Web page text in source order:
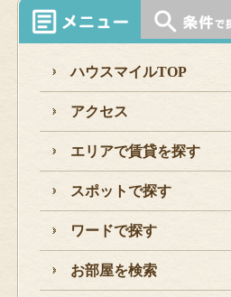
ハウスマイルTOP
アクセス
エリアで賃貸を探す
スポットで探す
ワードで探す
お部屋を検索